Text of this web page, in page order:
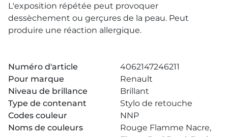
L'exposition répétée peut provoquer
dessèchement ou gerçures de la peau. Peut
produire une réaction allergique.
Numéro d'article
4062147246211
Pour marque
Renault
Niveau de brillance
Brillant
Type de contenant
Stylo de retouche
Codes couleur
NNP
Noms de couleurs
Rouge Flamme Nacre,